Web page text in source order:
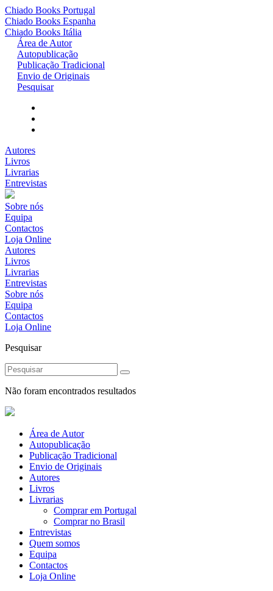
Chiado Books Portugal
Chiado Books Espanha
Chiado Books Itália
Área de Autor
Autopublicação
Publicação Tradicional
Envio de Originais
Pesquisar
Autores
Livros
Livrarias
Entrevistas
Sobre nós
Equipa
Contactos
Loja Online
Autores
Livros
Livrarias
Entrevistas
Sobre nós
Equipa
Contactos
Loja Online
Pesquisar
Não foram encontrados resultados
Área de Autor
Autopublicação
Publicação Tradicional
Envio de Originais
Autores
Livros
Livrarias
Comprar em Portugal
Comprar no Brasil
Entrevistas
Quem somos
Equipa
Contactos
Loja Online